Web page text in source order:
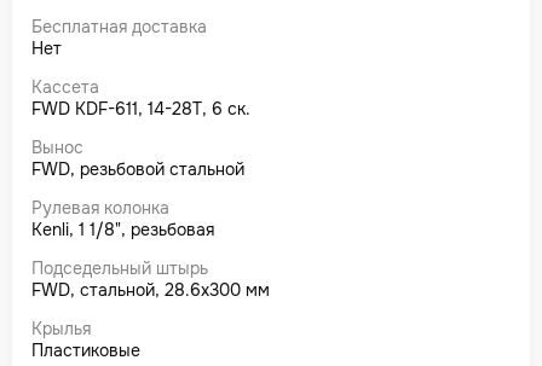
Бесплатная доставка
Нет
Кассета
FWD KDF-611, 14-28T, 6 ск.
Вынос
FWD, резьбовой стальной
Рулевая колонка
Kenli, 1 1/8", резьбовая
Подседельный штырь
FWD, стальной, 28.6x300 мм
Крылья
Пластиковые